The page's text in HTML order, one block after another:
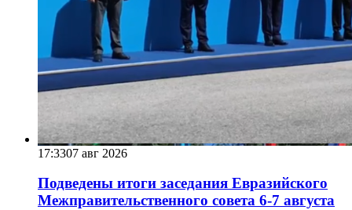
17:3307 авг 2026
Подведены итоги заседания Евразийского
Межправительственного совета 6-7 августа